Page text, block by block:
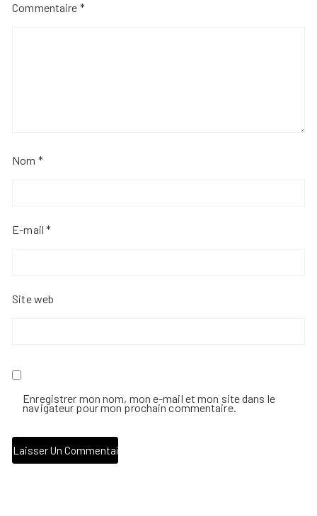
Commentaire *
Nom *
E-mail*
Site web
Enregistrer mon nom, mon e-mail et mon site dans le
navigateur pour mon prochain commentaire.